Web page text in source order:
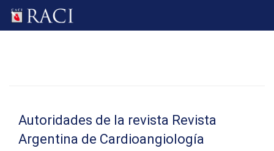
Autoridades de la revista Revista
Argentina de Cardioangiología